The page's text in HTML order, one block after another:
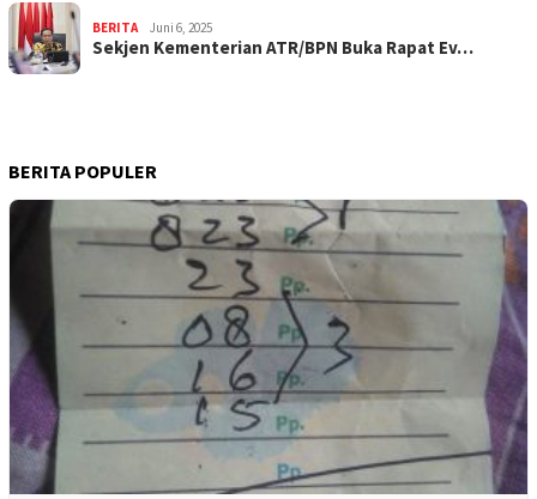
BERITA Juni 6, 2025
Sekjen Kementerian ATR/BPN Buka Rapat Ev…
BERITA POPULER